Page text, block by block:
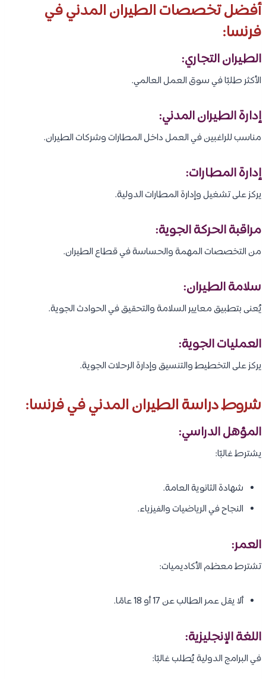
أفضل تخصصات الطيران المدني في
فرنسا:
الطيران التجاري:
الأكثر طلبًا في سوق العمل العالمي.
إدارة الطيران المدني:
مناسب للراغبين في العمل داخل المطارات وشركات الطيران.
إدارة المطارات:
يركز على تشغيل وإدارة المطارات الدولية.
مراقبة الحركة الجوية:
من التخصصات المهمة والحساسة في قطاع الطيران.
سلامة الطيران:
يُعنى بتطبيق معايير السلامة والتحقيق في الحوادث الجوية.
العمليات الجوية:
يركز على التخطيط والتنسيق وإدارة الرحلات الجوية.
شروط دراسة الطيران المدني في فرنسا:
المؤهل الدراسي:
يشترط غالبًا:
شهادة الثانوية العامة.
النجاح في الرياضيات والفيزياء.
العمر:
تشترط معظم الأكاديميات:
ألا يقل عمر الطالب عن 17 أو 18 عامًا.
اللغة الإنجليزية:
في البرامج الدولية يُطلب غالبًا: